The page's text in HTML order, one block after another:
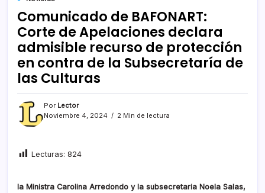
Comunicado de BAFONART:
Corte de Apelaciones declara
admisible recurso de protección
en contra de la Subsecretaría de
las Culturas
Por Lector
Noviembre 4, 2024
2 Min de lectura
Lecturas: 824
la Ministra Carolina Arredondo y la subsecretaria Noela Salas,